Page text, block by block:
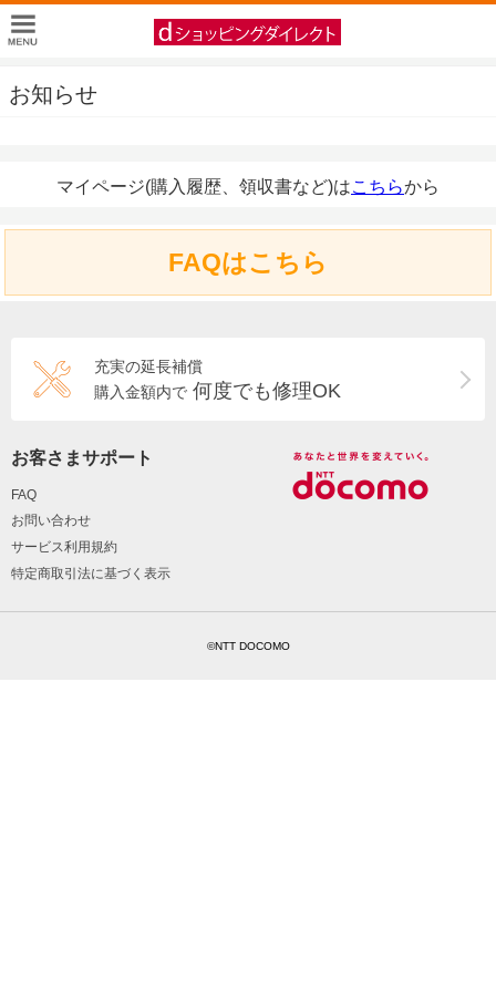
お知らせ
マイページ(購入履歴、領収書など)はこちらから
FAQはこちら
充実の延長補償
購入金額内で 何度でも修理OK
お客さまサポート
FAQ
お問い合わせ
サービス利用規約
特定商取引法に基づく表示
©NTT DOCOMO